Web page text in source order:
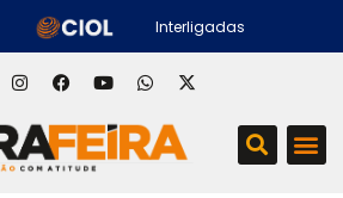
Interligadas